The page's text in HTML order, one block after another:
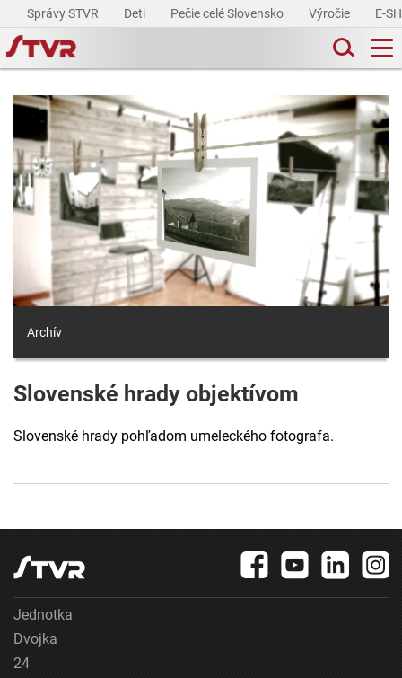
Správy STVR Deti Pečie celé Slovensko Výročie E-
Archív
Slovenské hrady objektívom
Slovenské hrady pohľadom umeleckého fotografa.
Jednotka
Dvojka
24